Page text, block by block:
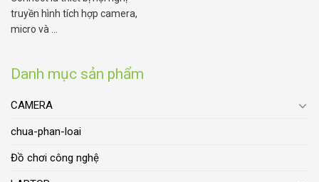
Danh mục sản phẩm
CAMERA
chua-phan-loai
Đồ chơi công nghệ
truyền hình tích hợp camera,
micro và ...